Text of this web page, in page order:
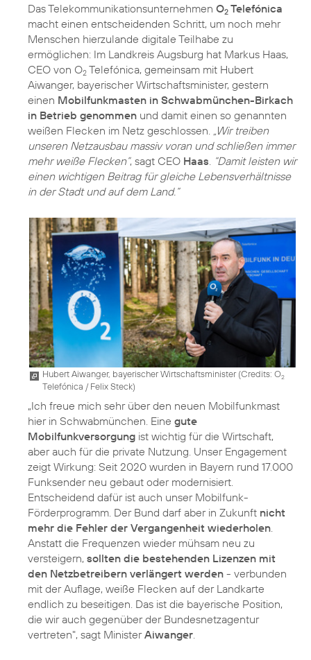
Das Telekommunikationsunternehmen O2 Telefónica
macht einen entscheidenden Schritt, um noch mehr
Menschen hierzulande digitale Teilhabe zu
ermöglichen: Im Landkreis Augsburg hat Markus Haas,
CEO von O2 Telefónica, gemeinsam mit Hubert
Aiwanger, bayerischer Wirtschaftsminister, gestern
einen Mobilfunkmasten in Schwabmünchen-Birkach
in Betrieb genommen und damit einen so genannten
weißen Flecken im Netz geschlossen.
„Wir treiben
unseren Netzausbau massiv voran und schließen immer
mehr weiße Flecken”, sagt CEO Haas “Damit leisten wir
einen wichtigen Beitrag für gleiche Lebensverhältnisse
in der Stadt und auf dem Land.“
Hubert Aiwanger, bayerischer Wirtschaftsminister (Credits: O2
Telefónica / Felix Steck)
„Ich freue mich sehr über den neuen Mobilfunkmast
hier in Schwabmünchen. Eine gute
Mobilfunkversorgung ist wichtig für die Wirtschaft,
aber auch für die private Nutzung. Unser Engagement
zeigt Wirkung: Seit 2020 wurden in Bayern rund 17.000
Funksender neu gebaut oder modernisiert.
Entscheidend dafür ist auch unser Mobilfunk-
Förderprogramm. Der Bund darf aber in Zukunft nicht
mehr die Fehler der Vergangenheit wiederholen.
Anstatt die Frequenzen wieder mühsam neu zu
versteigern, sollten die bestehenden Lizenzen mit
den Netzbetreibern verlängert werden - verbunden
mit der Auflage, weiße Flecken auf der Landkarte
endlich zu beseitigen. Das ist die bayerische Position,
die wir auch gegenüber der Bundesnetzagentur
vertreten", sagt MinisterAiwanger.